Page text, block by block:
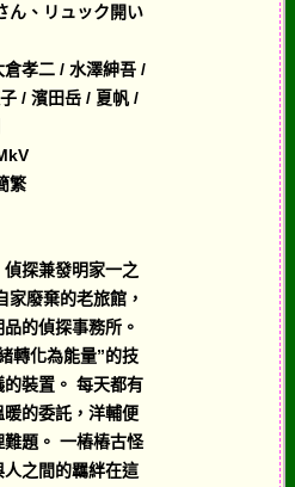
ん、リュック開い
孝二 / 水澤紳吾 /
/ 濱田岳 / 夏帆 /
繁
探兼發明家一之
廢棄的老旅館，
的偵探事務所。
轉化為能量”的技
裝置。 每天都有
的委託，洋輔便
題。 一樁樁古怪
之間的羈絆在這